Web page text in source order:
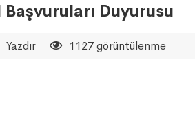
Duyurusu
Yazdır 1127 görüntülenme